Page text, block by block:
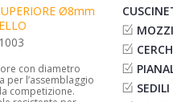
Ø8mm
con diametro
per l’assemblaggio
competizione.
MOZZI